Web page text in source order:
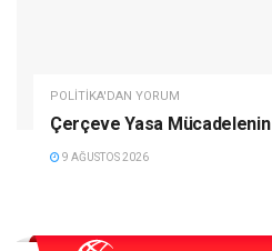
POLITIKA'DAN YORUM
Çerçeve Yasa
9 AĞUSTOS 2026